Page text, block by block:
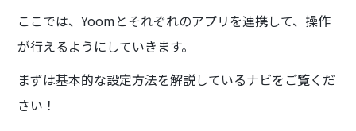
ここでは、Yoomとそれぞれのアプリを連携して、操作
が行えるようにしていきます。
まずは基本的な設定方法を解説しているナビをご覧くだ
さい！